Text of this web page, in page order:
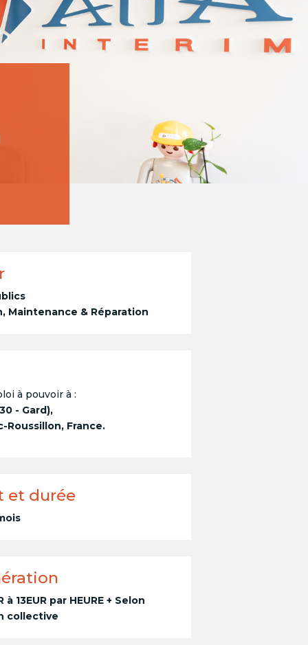
Maintenance & Réparation
à pouvoir à :
- Gard),
Roussillon, France.
et durée
à 13EUR par HEURE + Selon
collective